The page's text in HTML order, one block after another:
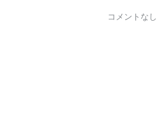
コメントなし